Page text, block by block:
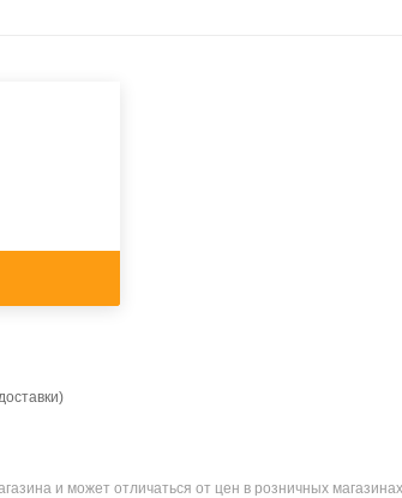
и может отличаться от цен в розничных магазинах